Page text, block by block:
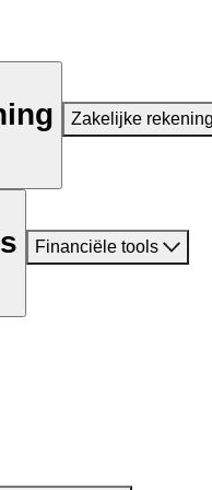
Zakelijke
Financiële tools